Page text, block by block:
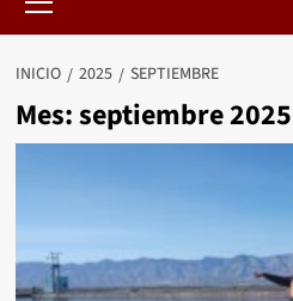
primario
INICIO 2025 SEPTIEMBRE
Mes:septiembre 2025